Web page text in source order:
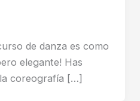
de danza es como
elegante! Has
coreografía […]